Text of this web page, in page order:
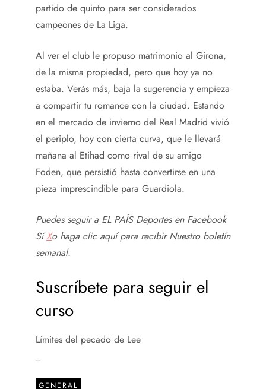
partido de quinto para ser considerados
campeones de La Liga.
Al ver el club le propuso matrimonio al Girona,
de la misma propiedad, pero que hoy ya no
estaba. Verás más, baja la sugerencia y empieza
a compartir tu romance con la ciudad. Estando
en el mercado de invierno del Real Madrid vivió
el periplo, hoy con cierta curva, que le llevará
mañana al Etihad como rival de su amigo
Foden, que persistió hasta convertirse en una
pieza imprescindible para Guardiola.
Puedes seguir a EL PAÍS Deportes en Facebook
SíXo haga clic aquí para recibirNuestro boletín
semanal.
Suscríbete para seguir el
curso
Límites del pecado de Lee
GENERAL